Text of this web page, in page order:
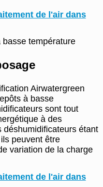
de l'air dans
température
Airwatergreen
à basse
sont tout
à des
déshumidificateurs étant
peuvent être
variation de la charge
de l'air dans